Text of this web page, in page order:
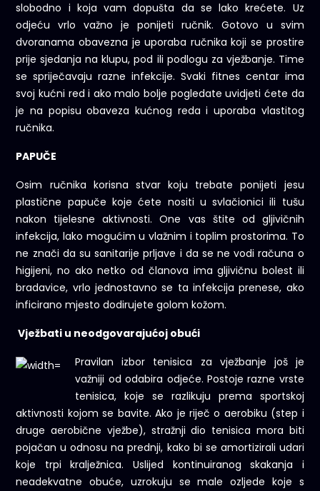
slobodno i koja vam dopušta da se lako krećete. Uz
odjeću vrlo važno je ponijeti ručnik. Gotovo u svim
dvoranama obavezna je uporaba ručnika koji se prostire
prije sjedanja na klupu, pod ili podlogu za vježbanje. Time
se spriječavaju razne infekcije. Svaki fitnes centar ima
svoj kućni red i ako malo bolje pogledate uvidjeti ćete da
je na popisu obaveza kućnog reda i uporaba vlastitog
ručnika.
PAPUČE
Osim ručnika korisna stvar koju trebate ponijeti jesu
plastične papuče koje ćete nositi u svlačionici ili tušu
nakon tijelesne aktivnosti. One vas štite od gljivičnih
infekcija, lako mogućim u vlažnim i toplim prostorima. To
ne znači da su sanitarije prljave i da se ne vodi računa o
higijeni, no ako netko od članova ima gljivičnu bolest ili
bradavice, vrlo jednostavno se ta infekcija prenese, ako
inficirano mjesto dodirujete golom kožom.
Vježbati u neodgovarajućoj obući
Pravilan izbor tenisica za vježbanje još je
važniji od odabira odjeće. Postoje razne vrste
tenisica, koje se razlikuju prema sportskoj
aktivnosti kojom se bavite. Ako je riječ o aerobiku (step i
druge aerobične vježbe), stražnji dio tenisica mora biti
pojačan u odnosu na prednji, kako bi se amortizirali udari
koje trpi kralježnica. Uslijed kontinuiranog skakanja i
neadekvatne obuće, uzrokuju se male ozljede koje s